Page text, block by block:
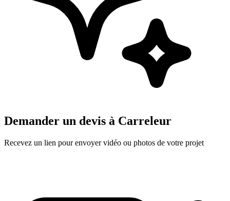
Demander un devis à Carreleur
Recevez un lien pour envoyer vidéo ou photos de votre projet